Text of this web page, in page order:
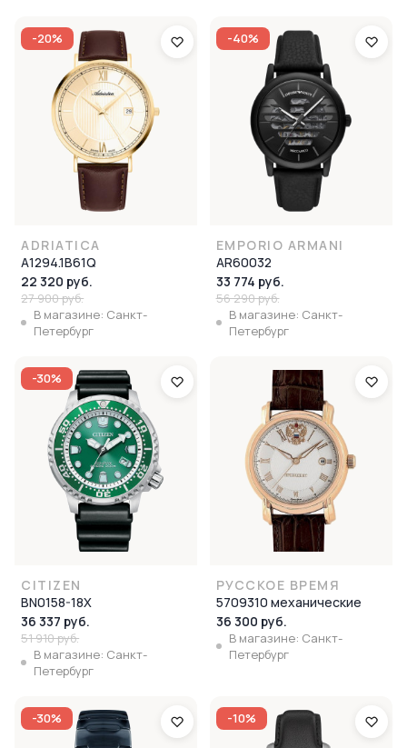
-20%
ADRIATICA
A1294.1B61Q
22 320 руб.
27 900 руб.
В магазине: Санкт-
Петербург
-40%
EMPORIO ARMANI
AR60032
33 774 руб.
56 290 руб.
В магазине: Санкт-
Петербург
-30%
CITIZEN
BN0158-18X
36 337 руб.
51 910 руб.
В магазине: Санкт-
Петербург
РУССКОЕ ВРЕМЯ
5709310 механические
36 300 руб.
В магазине: Санкт-
Петербург
-30% -10%